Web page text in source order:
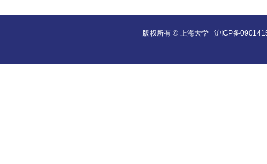
版权所有 © 上海大学 沪ICP备